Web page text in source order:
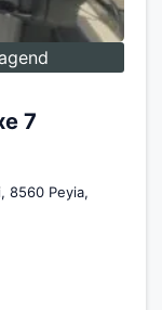
7
8560 Peyia,